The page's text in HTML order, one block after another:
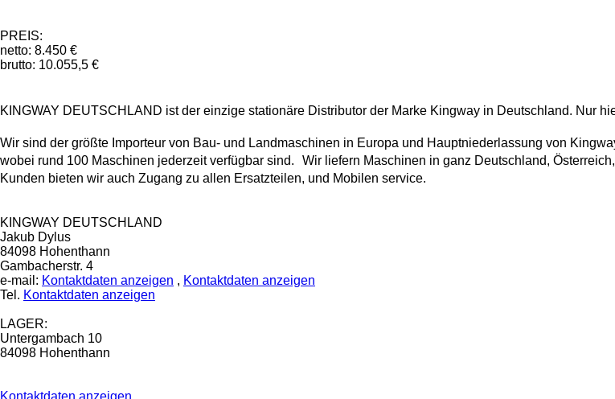
PREIS:
netto: 8.450 €
brutto: 10.055,5 €
KINGWAY DEUTSCHLAND ist der einzige stationäre Distributor der Marke Kingway in Deutschland. Nur
Wir sind der größte Importeur von Bau- und Landmaschinen in Europa und Hauptniederlassung von
wobei rund 100 Maschinen jederzeit verfügbar sind. Wir liefern Maschinen in ganz Deutschland,
Kunden bieten wir auch Zugang zu allen Ersatzteilen, und Mobilen service.
KINGWAY DEUTSCHLAND
Jakub Dylus
84098 Hohenthann
Gambacherstr. 4
e-mail: Kontaktdaten anzeigen , Kontaktdaten anzeigen
Tel. Kontaktdaten anzeigen
LAGER:
Untergambach 10
84098 Hohenthann
Kontaktdaten anzeigen